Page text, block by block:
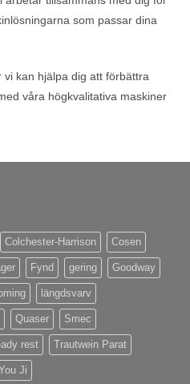
som passar dina
kan hjälpa dig att förbättra
våra högkvalitativa maskiner
Colchester-Harrison Cosen
Fynd gering Goodway
längdsvarv
Quaser Smec
rest Trautwein Parat
Ji